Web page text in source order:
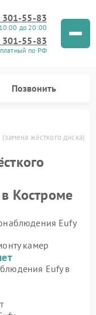
301-55-83
до 20:00
301-55-83
по РФ
Позвонить
жёсткого диска)
Костроме
Eufy
камер
Eufy в